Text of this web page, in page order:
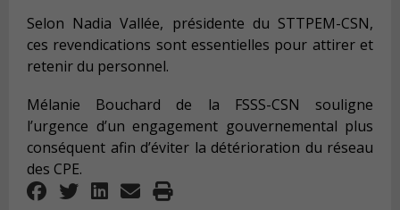
Selon Nadia Vallée, présidente du STTPEM-CSN,
ces revendications sont essentielles pour attirer et
retenir du personnel.
Mélanie Bouchard de la FSSS-CSN souligne
l’urgence d’un engagement gouvernemental plus
conséquent afin d’éviter la détérioration du réseau
des CPE.